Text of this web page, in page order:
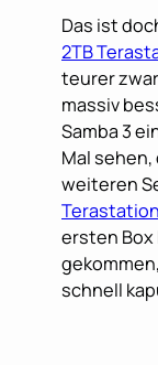
Das ist
2TB
teurer
massiv
Samba 3
Mal
weiteren
ersten Box
schnell